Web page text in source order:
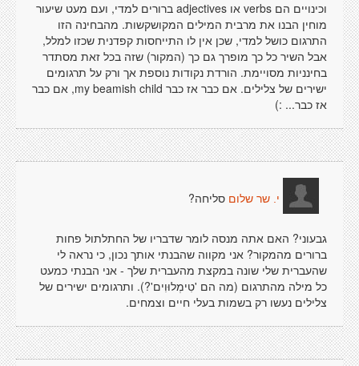
וכינויים הם verbs או adjectives ברורים למדי, ועם מעט שיעור
מוחין הבנו את מרבית המילים המקושקשות. מהבחינה הזו
התרגום כושל למדי, שכן אין לו התייחסות קפדנית שכזו למלל,
אבל השיר כל כך מופרך גם כך (המקור) שזה בכל זאת מסתדר
בחינניות מסויימת. הורדת נקודות נוספת אך ורק על תרגומים
ישירים של צלילים. אם כבר אז כבר my beamish child, אם כבר
אז כבר... :)
י. שר שלום סליחה?
גבעוני? האם אתה מנסה לומר שדבריו של החתלתול פחות
ברורים מהמקור? אני מקווה שהבנתי אותך נכון, כי נראה לי
שהעברית שלי שונה במקצת מהעברית שלך - אני הבנתי כמעט
כל מילה מהתרגום (מה הם 'טִימְלוּוִים'?). ותרגומים ישירים של
צלילים נעשו רק בשמות בעלי חיים וצמחים.